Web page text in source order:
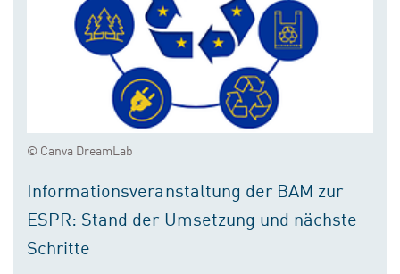
© Canva DreamLab
Informationsveranstaltung der BAM zur
ESPR: Stand der Umsetzung und nächste
Schritte